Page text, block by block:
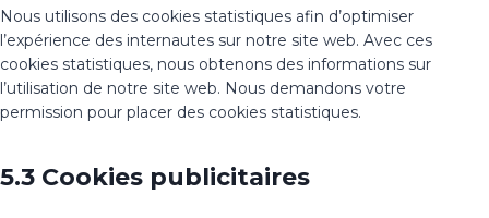
Nous utilisons des cookies statistiques afin d’optimiser
l’expérience des internautes sur notre site web. Avec ces
cookies statistiques, nous obtenons des informations sur
l’utilisation de notre site web. Nous demandons votre
permission pour placer des cookies statistiques.
5.3 Cookies publicitaires